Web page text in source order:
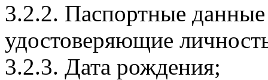
3.2.2. Паспортные
удостоверяющие
3.2.3. Дата рождения;